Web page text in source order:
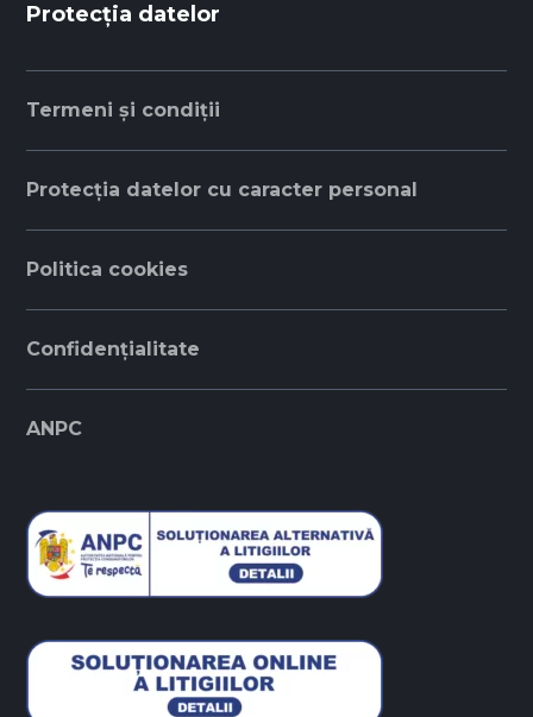
Protecția datelor
Termeni și condiții
Protecția datelor cu caracter personal
Politica cookies
Confidențialitate
ANPC